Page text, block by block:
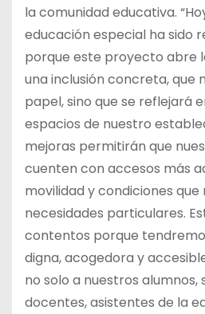
la comunidad educativa.
educación especial ha sido
porque este proyecto abre
una inclusión concreta, que
papel, sino que se reflejará
espacios de nuestro
mejoras permitirán que
cuenten con accesos más
movilidad y condiciones que
necesidades particulares.
contentos porque
digna, acogedora y
no solo a nuestros alumnos,
docentes, asistentes de la